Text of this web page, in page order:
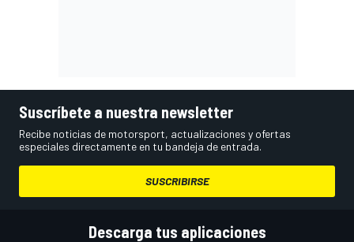
Suscríbete a nuestra newsletter
Recibe noticias de motorsport, actualizaciones y ofertas
especiales directamente en tu bandeja de entrada.
SUSCRIBIRSE
Descarga tus aplicaciones